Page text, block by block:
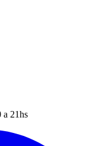
a 21hs